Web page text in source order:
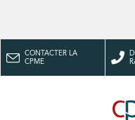
CONTACTER LA
CPME